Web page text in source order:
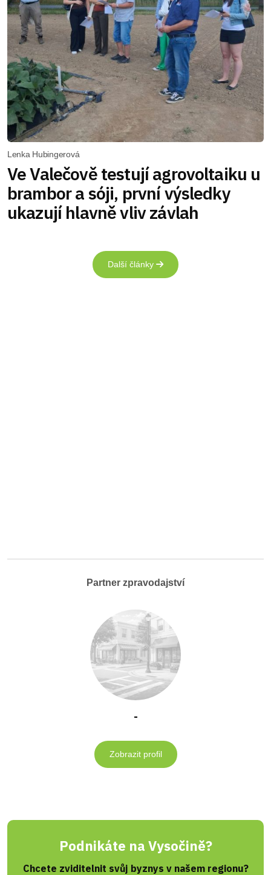
Lenka Hubingerová
Ve Valečově testují agrovoltaiku u
brambor a sóji, první výsledky
ukazují hlavně vliv závlah
Další články
Partner zpravodajství
-
Zobrazit profil
Podnikáte na Vysočině?
Chcete zviditelnit svůj byznys v našem regionu?